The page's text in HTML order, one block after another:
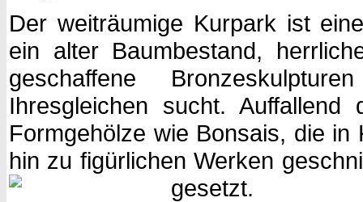
Der weiträumige Kurpark ist
ein alter Baumbestand,
geschaffene
Ihresgleichen sucht. Auffallend
Formgehölze wie Bonsais, die
hin zu figürlichen Werken
gesetzt.